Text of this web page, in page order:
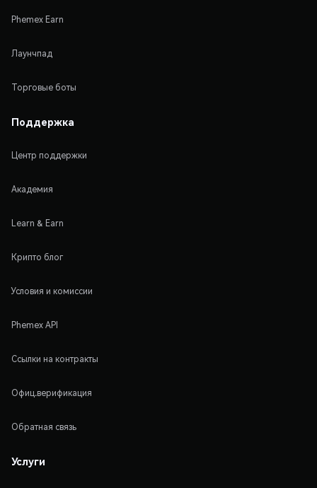
Phemex Earn
Лаунчпад
Торговые боты
Поддержка
Центр поддержки
Академия
Learn & Earn
Крипто блог
Условия и комиссии
Phemex API
Ссылки на контракты
Офиц.верификация
Обратная связь
Услуги